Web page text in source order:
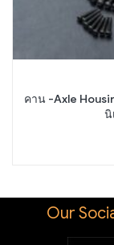
คาน -Axle
นิ
Our